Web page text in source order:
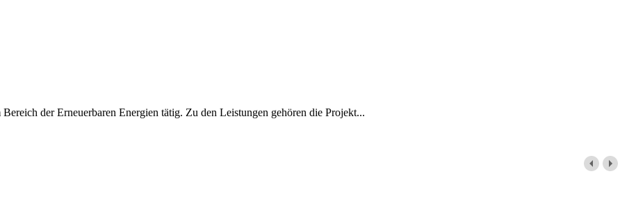
der Erneuerbaren Energien tätig. Zu den Leistungen gehören die Projekt...